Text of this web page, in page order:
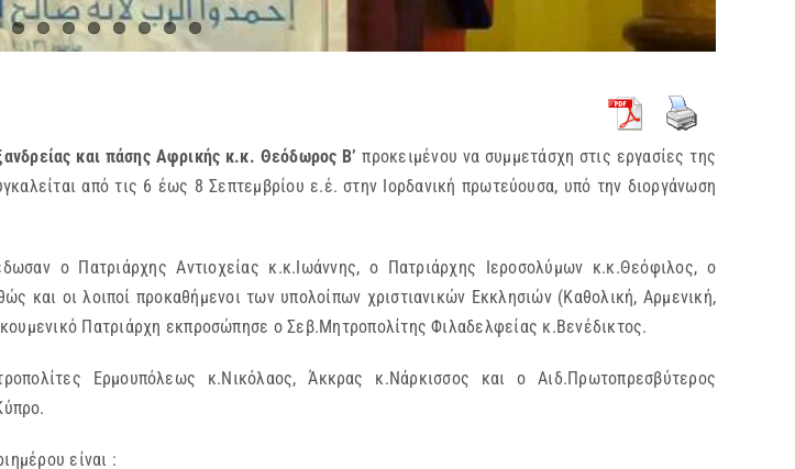
και πάσης Αφρικής κ.κ. Θεόδωρος Β’ προκειμένου να συμμετάσχη στις εργασίες της
από τις 6 έως 8 Σεπτεμβρίου ε.έ. στην Ιορδανική πρωτεύουσα, υπό την διοργάνωση
ο Πατριάρχης Αντιοχείας κ.κ.Ιωάννης, ο Πατριάρχης Ιεροσολύμων κ.κ.Θεόφιλος, ο
και οι λοιποί προκαθήμενοι των υπολοίπων χριστιανικών Εκκλησιών (Καθολική, Αρμενική,
Πατριάρχη εκπροσώπησε ο Σεβ.Μητροπολίτης Φιλαδελφείας κ.Βενέδικτος.
Ερμουπόλεως κ.Νικόλαος, Άκκρας κ.Νάρκισσος και ο Αιδ.Πρωτοπρεσβύτερος
είναι :